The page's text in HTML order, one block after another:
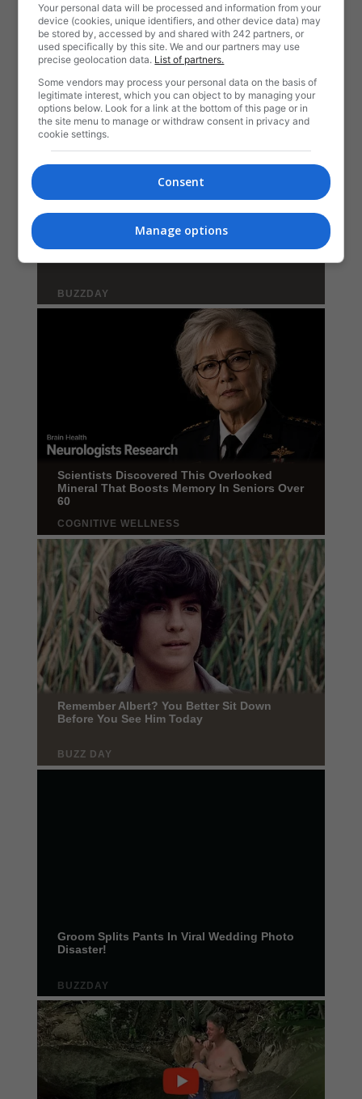
Your personal data will be processed and information from your
device (cookies, unique identifiers, and other device data) may
be stored by, accessed by and shared with 242 partners, or
used specifically by this site. We and our partners may use
precise geolocation data. List of partners.
Some vendors may process your personal data on the basis of
legitimate interest, which you can object to by managing your
options below. Look for a link at the bottom of this page or in
the site menu to manage or withdraw consent in privacy and
cookie settings.
Consent
Manage options